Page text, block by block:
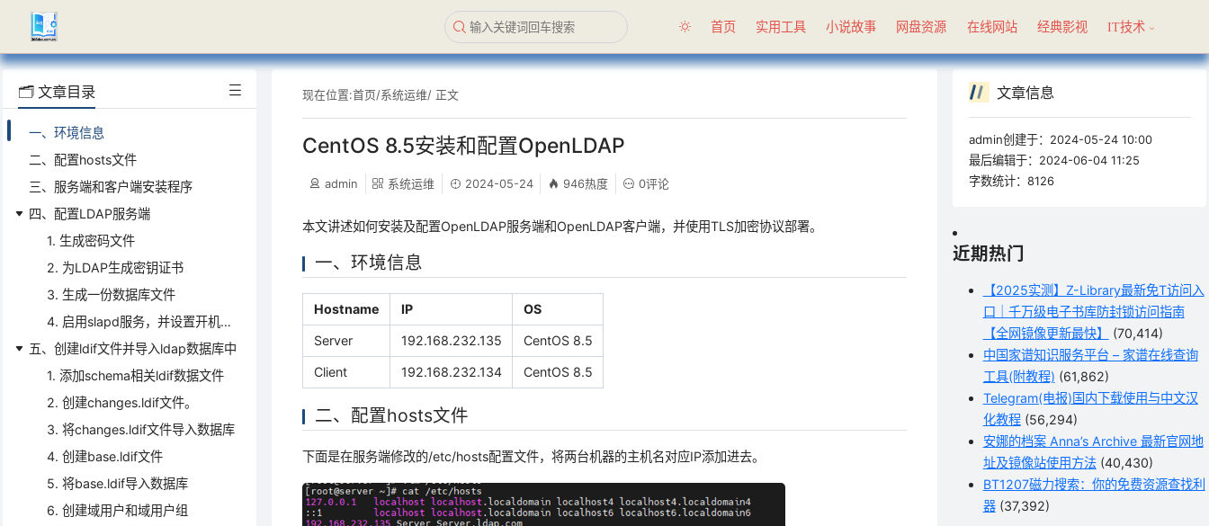
首页 实用工具 小说故事 网盘资源 在线网站 经典影视 IT技术
🗂️ 文章目录
一、环境信息
二、配置hosts文件
三、服务端和客户端安装程序
四、配置LDAP服务端
1. 生成密码文件
2. 为LDAP生成密钥证书
3. 生成一份数据库文件
4. 启用slapd服务，并设置开机启动
五、创建ldif文件并导入ldap数据库中
1. 添加schema相关ldif数据文件
2. 创建changes.ldif文件。
3. 将changes.ldif文件导入数据库
4. 创建base.ldif文件
5. 将base.ldif导入数据库
6. 创建域用户和域用户组
现在位置:首页/系统运维/ 正文
CentOS 8.5安装和配置OpenLDAP
admin 系统运维 2024-05-24 946热度 0评论
本文讲述如何安装及配置OpenLDAP服务端和OpenLDAP客户端，并使用TLS加密协议部署。
一、环境信息
Hostname IP OS
Server 192.168.232.135 CentOS 8.5
Client 192.168.232.134 CentOS 8.5
二、配置hosts文件
下面是在服务端修改的/etc/hosts配置文件，将两台机器的主机名对应IP添加进去。
文章信息
admin创建于： 2024-05-24 10:00
最后编辑于： 2024-06-04 11:25
字数统计：8126
近期热门
【2025实测】Z-Library最新免T访问入
口｜千万级电子书库防封锁访问指南
【全网镜像更新最快】
(70,414)
中国家谱知识服务平台 – 家谱在线查询
工具(附教程) (61,862)
Telegram(电报)国内下载使用与中文汉
化教程 (56,294)
安娜的档案 Anna’s Archive 最新官网地
址及镜像站使用方法 (40,430)
BT1207磁力搜索：你的免费资源查找利
器 (37,392)